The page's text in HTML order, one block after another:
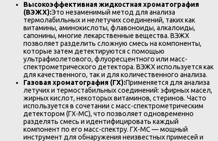
Высокоэффективная жидкостная хроматография
(ВЭЖХ):Это незаменимый метод для анализа
термолабильных и нелетучих соединений, таких как
витамины, аминокислоты, флавоноиды, алкалоиды,
сапонины, многие лекарственные вещества. ВЭЖХ
позволяет разделить сложную смесь на компоненты,
которые затем детектируются с помощью
ультрафиолетового, флуоресцентного или масс-
спектрометрического детектора. ВЭЖХ используется как
для качественного, так и для количественного анализа.
Газовая хроматография (ГХ):Применяется для анализа
летучих и термостабильных соединений: эфирных масел,
жирных кислот, некоторых витаминов, стеринов. Часто
используется в сочетании с масс-спектрометрическим
детектором (ГХ-МС), что позволяет одновременно
разделять смесь и идентифицировать каждый
компонент по его масс-спектру. ГХ-МС — мощный
инструмент для обнаружения неизвестных примесей и